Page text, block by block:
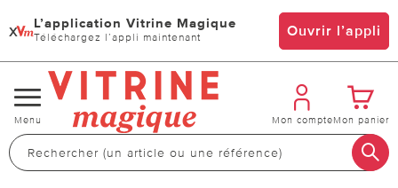
x L’application Vitrine Magique
Téléchargez l’appli maintenant Ouvrir l’appli
Changer
de
navigation
Menu Mon compteMon panier